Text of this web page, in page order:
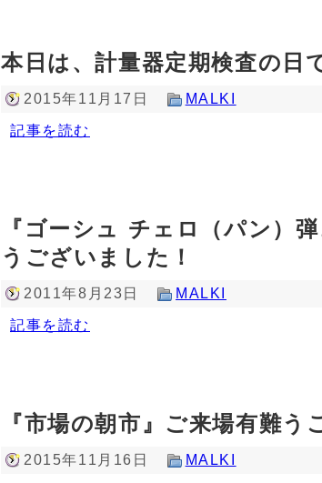
本日は、計量器定期検査の日
2015年11月17日 MALKI
記事を読む
『ゴーシュ チェロ（パン）
うございました！
2011年8月23日 MALKI
記事を読む
『市場の朝市』ご来場有難
2015年11月16日 MALKI